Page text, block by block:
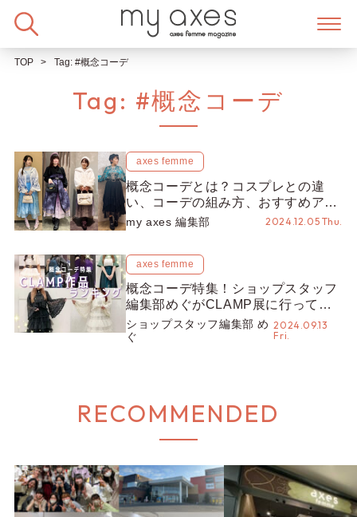
TOP Tag: #概念コーデ
Tag: #概念コーデ
axes femme
概念コーデとは？コスプレとの違
い、コーデの組み方、おすすめアイ
テム&コーデを紹介♡
my axes 編集部 2024.12.05 Thu.
axes femme
概念コーデ特集！ショップスタッフ
編集部めぐがCLAMP展に行ってき
た☆おすすめコーデもご紹介【ショ
ップスタッフ編集部】
ショップスタッフ編集部 め
ぐ
2024.09.13
Fri.
RECOMMENDED